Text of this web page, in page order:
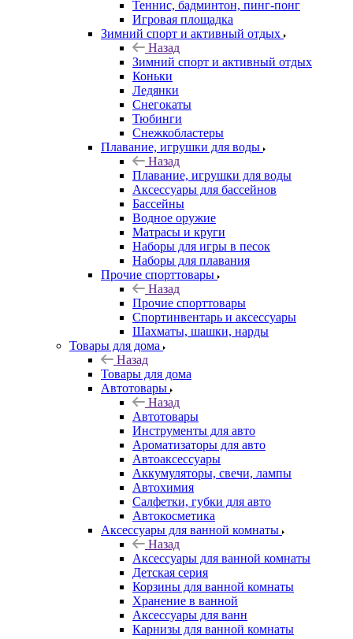
Теннис, бадминтон, пинг-понг
Игровая площадка
Зимний спорт и активный отдых
Назад
Зимний спорт и активный отдых
Коньки
Ледянки
Снегокаты
Тюбинги
Снежкобластеры
Плавание, игрушки для воды
Назад
Плавание, игрушки для воды
Аксессуары для бассейнов
Бассейны
Водное оружие
Матрасы и круги
Наборы для игры в песок
Наборы для плавания
Прочие спорттовары
Назад
Прочие спорттовары
Спортинвентарь и аксессуары
Шахматы, шашки, нарды
Товары для дома
Назад
Товары для дома
Автотовары
Назад
Автотовары
Инструменты для авто
Ароматизаторы для авто
Автоаксессуары
Аккумуляторы, свечи, лампы
Автохимия
Салфетки, губки для авто
Автокосметика
Аксессуары для ванной комнаты
Назад
Аксессуары для ванной комнаты
Детская серия
Корзины для ванной комнаты
Хранение в ванной
Аксессуары для ванн
Карнизы для ванной комнаты